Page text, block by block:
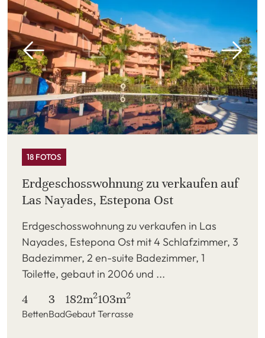
18 FOTOS
Erdgeschosswohnung zu verkaufen auf
Las Nayades, Estepona Ost
Erdgeschosswohnung zu verkaufen in Las
Nayades, Estepona Ost mit 4 Schlafzimmer, 3
Badezimmer, 2 en-suite Badezimmer, 1
Toilette, gebaut in 2006 und ...
4
Betten
3
Bad
182m2
Gebaut
103m2
Terrasse